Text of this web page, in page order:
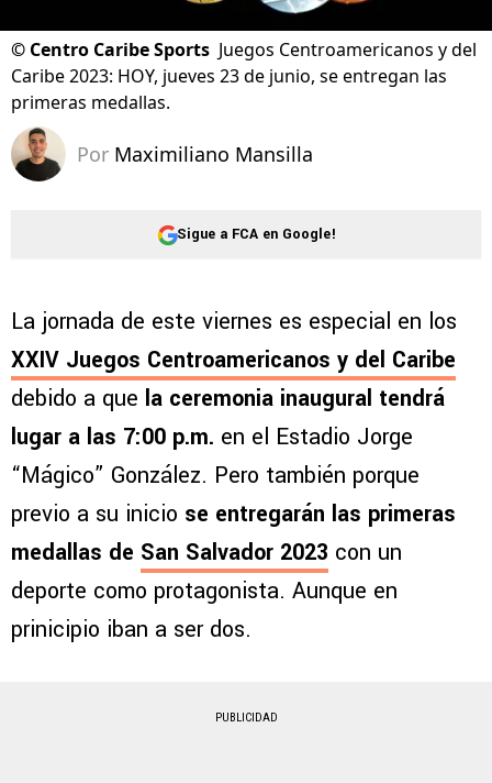
© Centro Caribe Sports Juegos Centroamericanos y del
Caribe 2023: HOY, jueves 23 de junio, se entregan las
primeras medallas.
Por Maximiliano Mansilla
Sigue a FCA en Google!
La jornada de este viernes es especial en los
XXIV Juegos Centroamericanos y del Caribe
debido a que la ceremonia inaugural tendrá
lugar a las 7:00 p.m. en el Estadio Jorge
“Mágico” González. Pero también porque
previo a su inicio se entregarán las primeras
medallas de San Salvador 2023 con un
deporte como protagonista. Aunque en
prinicipio iban a ser dos.
PUBLICIDAD